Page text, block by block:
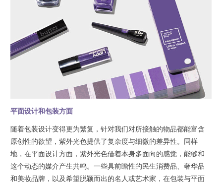
平面设计和包装方面
随着包装设计变得更为繁复，针对我们对所接触的物品都能富含
原创性的欲望，紫外光色提供了复杂度与细微的差异性。同样
地，在平面设计方面，紫外光色借着本身多面向的感觉，能够和
这个动态的媒介产生共鸣。一些具前瞻性的民生消费品、奢华品
和美妆品牌，以及希望脱颖而出的名人或艺术家，在包装与平面